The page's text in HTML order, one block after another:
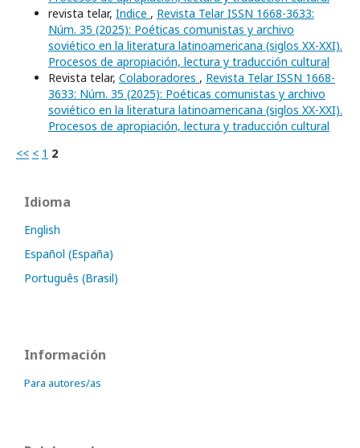
revista telar, Indice , Revista Telar ISSN 1668-3633:
Núm. 35 (2025): Poéticas comunistas y archivo
soviético en la literatura latinoamericana (siglos XX-XXI).
Procesos de apropiación, lectura y traducción cultural
Revista telar, Colaboradores , Revista Telar ISSN 1668-
3633: Núm. 35 (2025): Poéticas comunistas y archivo
soviético en la literatura latinoamericana (siglos XX-XXI).
Procesos de apropiación, lectura y traducción cultural
<< < 1 2
Idioma
English
Español (España)
Português (Brasil)
Información
Para autores/as